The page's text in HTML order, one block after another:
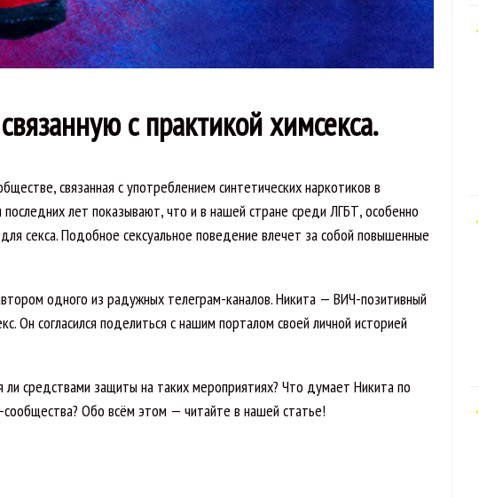
с практикой химсекса.
связанная с употреблением синтетических наркотиков в
последних лет показывают, что и в нашей стране среди ЛГБТ, особенно
секса. Подобное сексуальное поведение влечет за собой повышенные
одного из радужных телеграм-каналов. Никита — ВИЧ-позитивный
Он согласился поделиться с нашим порталом своей личной историей
средствами защиты на таких мероприятиях? Что думает Никита по
Обо всём этом — читайте в нашей статье!